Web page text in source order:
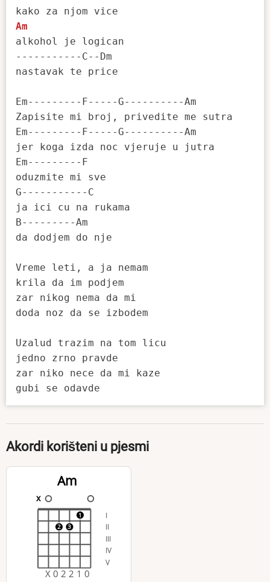
Am
alkohol je logican
-----------C--Dm
nastavak te price
Em---------F-----G----------Am
Zapisite mi broj, privedite me sutra
Em---------F-----G----------Am
jer koga izda noc vjeruje u jutra
Em---------F
oduzmite mi sve
G-----------C
ja ici cu na rukama
B---------Am
da dodjem do nje
Vreme leti, a ja nemam
krila da im podjem
zar nikog nema da mi
doda noz da se izbodem
Uzalud trazim na tom licu
jedno zrno pravde
zar niko nece da mi kaze
Akordi korišteni u pjesmi
Am
x
I
II
III
IV
V
2 3
1
X 0 2 2 1 0